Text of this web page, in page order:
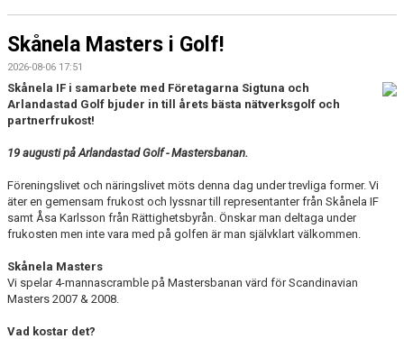
Skånela Masters i Golf!
2026-08-06 17:51
Skånela IF i samarbete med Företagarna Sigtuna och
Arlandastad Golf bjuder in till årets bästa nätverksgolf och
partnerfrukost!
19 augusti på Arlandastad Golf - Mastersbanan.
Föreningslivet och näringslivet möts denna dag under trevliga former. Vi
äter en gemensam frukost och lyssnar till representanter från Skånela IF
samt Åsa Karlsson från Rättighetsbyrån. Önskar man deltaga under
frukosten men inte vara med på golfen är man självklart välkommen.
Skånela Masters
Vi spelar 4-mannascramble på Mastersbanan värd för Scandinavian
Masters 2007 & 2008.
Vad kostar det?